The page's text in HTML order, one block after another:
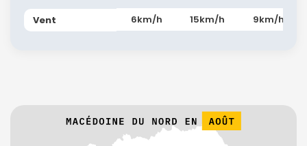
Vent 6km/h 15km/h 9km/h